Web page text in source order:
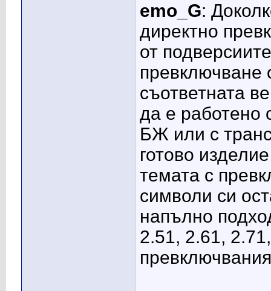
emo_G:
директно
от
превключване
съответната
да е работено
БЖ или с
готово
темата с
символи си
напълно
2.51, 2.61,